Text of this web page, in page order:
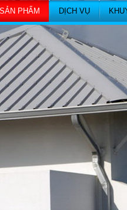
SẢN PHẨM DỊCH VỤ